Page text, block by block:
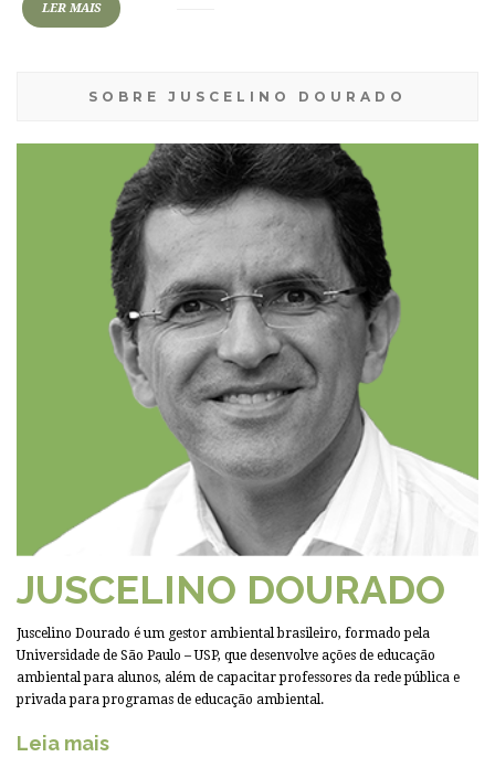
LER MAIS
SOBRE JUSCELINO DOURADO
JUSCELINO DOURADO
Juscelino Dourado é um gestor ambiental brasileiro, formado pela
Universidade de São Paulo – USP, que desenvolve ações de educação
ambiental para alunos, além de capacitar professores da rede pública e
privada para programas de educação ambiental.
Leia mais